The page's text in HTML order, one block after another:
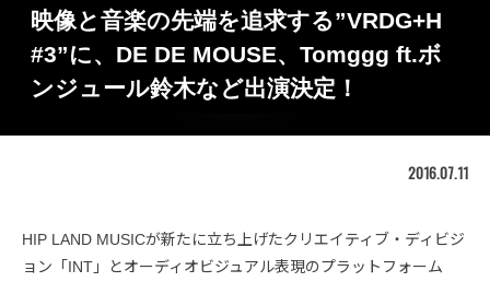
映像と音楽の先端を追求する”VRDG+H
#3”に、DE DE MOUSE、Tomggg ft.ボ
ンジュール鈴木など出演決定！
2016.07.11
HIP LAND MUSICが新たに立ち上げたクリエイティブ・ディビジ
ョン「INT」とオーディオビジュアル表現のプラットフォーム